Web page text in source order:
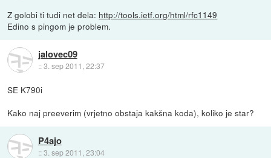
Z golobi ti tudi net dela: http://tools.ietf.org/html/rfc1149
Edino s pingom je problem.
jalovec09
::3. sep 2011, 22:37
SE K790i
Kako naj preeverim (vrjetno obstaja kakšna koda), koliko je star?
P4ajo
::3. sep 2011, 23:04